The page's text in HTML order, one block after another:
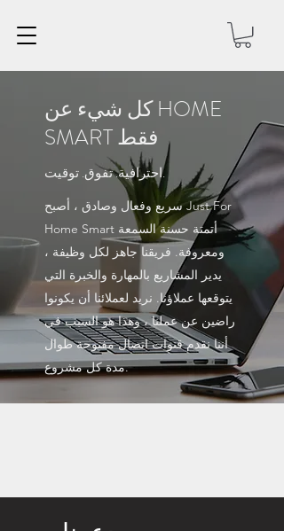
كل شيء عن HOME
SMART فقط
احترافية. تفوق. توقيت.
سريع وفعال وصادق ، أصبح Just For
Home Smart أتمتة حسنة السمعة
ومعروفة. فريقنا جاهز لكل وظيفة ،
يدير المشاريع بالمهارة والخبرة التي
يتوقعها عملاؤنا. نريد لعملائنا أن يكونوا
راضين عن عملنا ، وهذا هو السبب في
أننا نقدم قنوات اتصال مفتوحة طوال
مدة كل مشروع.